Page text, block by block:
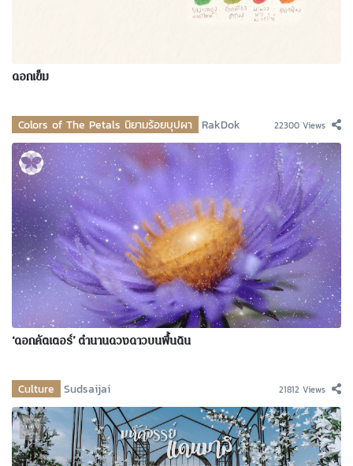
ดอกเข็ม
Colors of The Petals นิยามร้อยบุปผา RakDok 22300 Views
‘ดอกคัตเตอร์’ ตำนานดวงดาวบนพื้นดิน
Culture Sudsaijai 21812 Views